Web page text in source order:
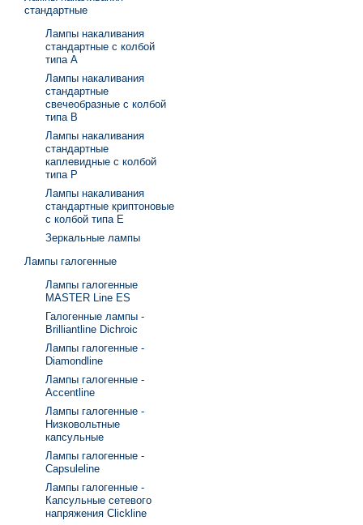
стандартные
Лампы накаливания
стандартные с колбой
типа А
Лампы накаливания
стандартные
свечеобразные с колбой
типа В
Лампы накаливания
стандартные
каплевидные с колбой
типа Р
Лампы накаливания
стандартные криптоновые
с колбой типа Е
Зеркальные лампы
Лампы галогенные
Лампы галогенные
MASTER Line ES
Галогенные лампы -
Brilliantline Dichroic
Лампы галогенные -
Diamondline
Лампы галогенные -
Accentline
Лампы галогенные -
Низковольтные
капсульные
Лампы галогенные -
Capsuleline
Лампы галогенные -
Капсульные сетевого
напряжения Clickline